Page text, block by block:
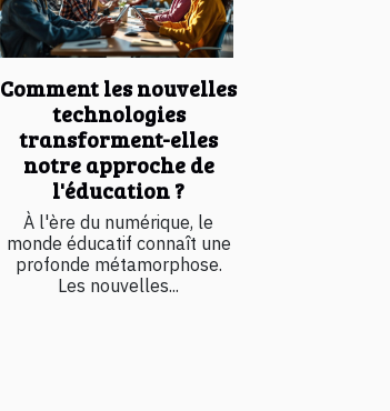
Comment les nouvelles
technologies
transforment-elles
notre approche de
l'éducation ?
À l'ère du numérique, le
monde éducatif connaît une
profonde métamorphose.
Les nouvelles...